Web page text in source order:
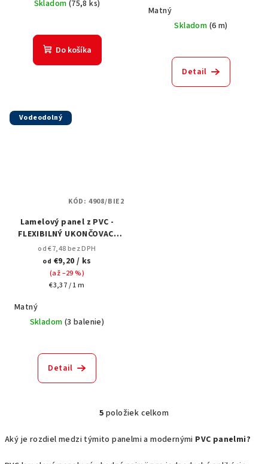
Skladom (75,8 ks)
Do košíka
Matný
Skladom (6 m)
Detail
Vodeodolný
Lamelový panel z PVC -
FLEXIBILNÝ UKONČOVACÍ
PROFIL - biely dub matný
M309
od €7,48 bez DPH
od €9,20 / ks
(až –29 %)
Jednotková
€3,37 / 1 m
Matný
Skladom (3 balenie)
Detail
KÓD: 4908/BIE2
O
l
á
5 položiek celkom
Aký je rozdiel medzi týmito panelmi a modernými PVC panelmi?